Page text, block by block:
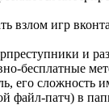
взлом игр
и
бесплатные
его сложность
файл-патч) в